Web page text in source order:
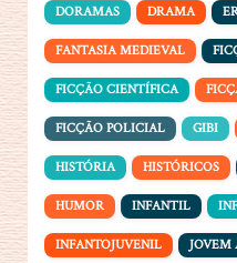
DORAMAS DRAMA
FANTASIA MEDIEVAL
FICÇÃO CIENTÍFICA
FICÇÃO POLICIAL GIBI
HISTÓRIA HISTÓRICOS
HUMOR INFANTIL
INFANTOJUVENIL JOVEM